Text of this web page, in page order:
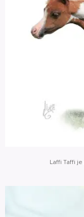
Laffi Taffi